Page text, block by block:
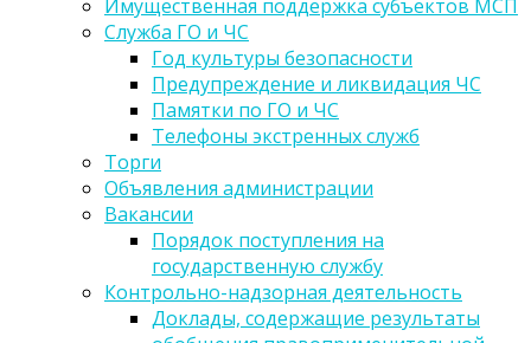
Имущественная поддержка субъектов МСП
Служба ГО и ЧС
Год культуры безопасности
Предупреждение и ликвидация ЧС
Памятки по ГО и ЧС
Телефоны экстренных служб
Торги
Объявления администрации
Вакансии
Порядок поступления на
государственную службу
Контрольно-надзорная деятельность
Доклады, содержащие результаты